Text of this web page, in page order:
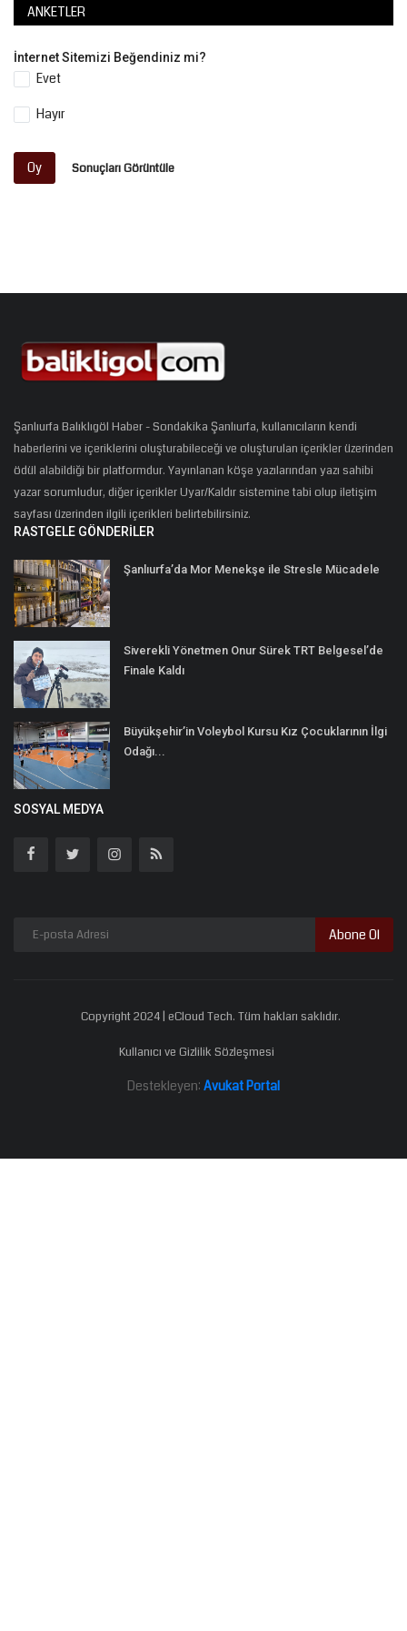
ANKETLER
İnternet Sitemizi Beğendiniz mi?
Evet
Hayır
Oy Sonuçları Görüntüle
Şanlıurfa Balıklıgöl Haber - Sondakika Şanlıurfa, kullanıcıların kendi
haberlerini ve içeriklerini oluşturabileceği ve oluşturulan içerikler üzerinden
ödül alabildiği bir platformdur. Yayınlanan köşe yazılarından yazı sahibi
yazar sorumludur, diğer içerikler Uyar/Kaldır sistemine tabi olup iletişim
sayfası üzerinden ilgili içerikleri belirtebilirsiniz.
RASTGELE GÖNDERILER
Şanlıurfa’da Mor Menekşe ile Stresle Mücadele
Siverekli Yönetmen Onur Sürek TRT Belgesel’de
Finale Kaldı
Büyükşehir’in Voleybol Kursu Kız Çocuklarının İlgi
Odağı...
SOSYAL MEDYA
Abone Ol
Copyright 2024 | eCloud Tech. Tüm hakları saklıdır.
Kullanıcı ve Gizlilik Sözleşmesi
Destekleyen: Avukat Portal